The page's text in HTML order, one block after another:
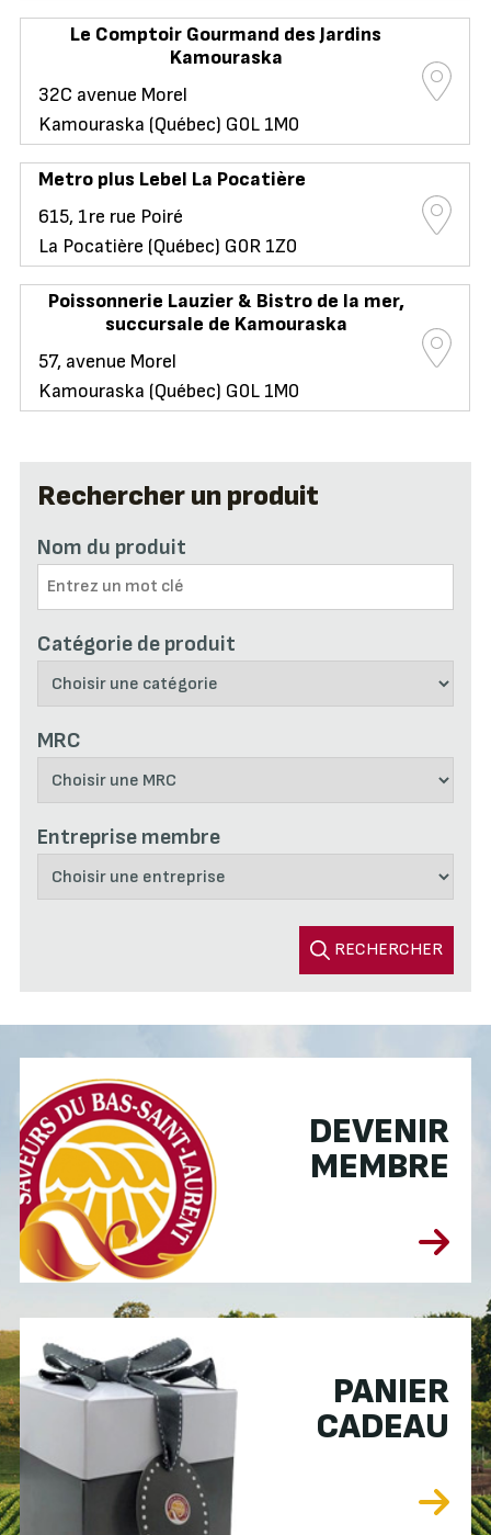
Rechercher un produit
Nom du produit
Catégorie de produit
MRC
Entreprise membre
RECHERCHER
Le Comptoir Gourmand des Jardins
Kamouraska
32C avenue Morel
Kamouraska (Québec) G0L 1M0
Metro plus Lebel La Pocatière
615, 1re rue Poiré
La Pocatière (Québec) G0R 1Z0
Poissonnerie Lauzier & Bistro de la mer,
succursale de Kamouraska
57, avenue Morel
Kamouraska (Québec) G0L 1M0
DEVENIR
MEMBRE
PANIER
CADEAU